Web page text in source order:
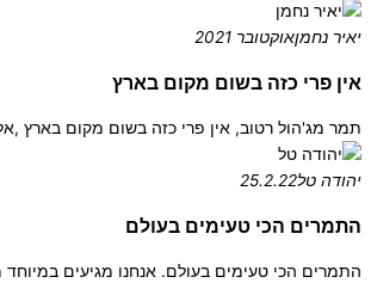
יאיר נחמןאוקטובר 2021
אין פרי כזה בשום מקום בארץ
תמר מג'הול רטוב, אין פרי כזה בשום מקום בארץ
יהודה טל25.2.22
התמרים הכי טעימים בעולם
התמרים הכי טעימים בעולם. אנחנו מגיעים במיוחד